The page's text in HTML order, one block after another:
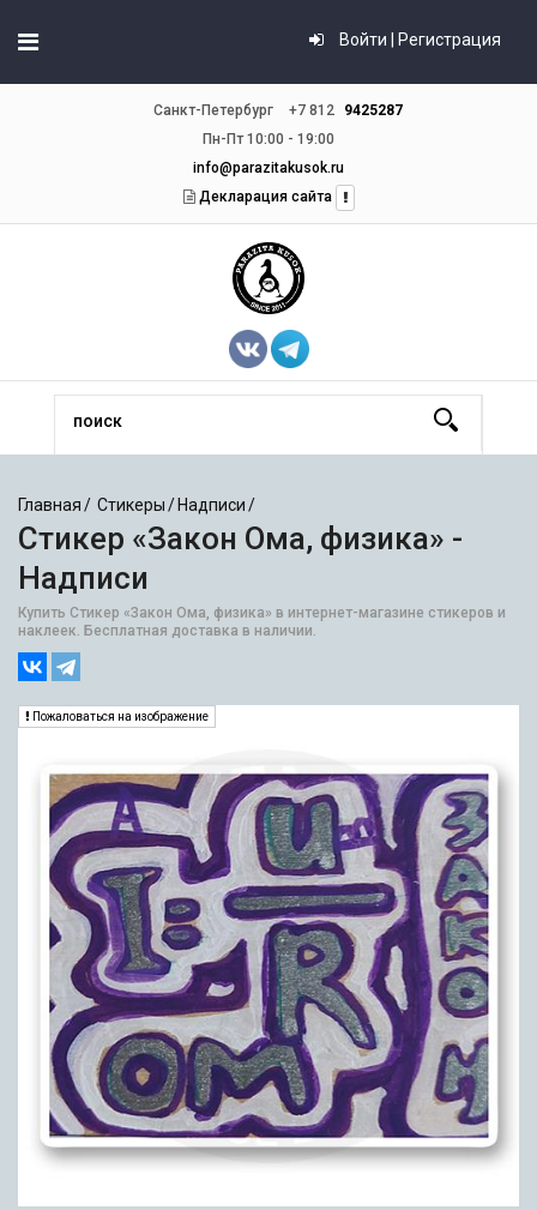
Войти | Регистрация
Санкт-Петербург +7 812
9425287
Пн-Пт 10:00 - 19:00
info@parazitakusok.ru
Декларация сайта
Главная Стикеры Надписи
Стикер «Закон Ома, физика» -
Надписи
Купить Стикер «Закон Ома, физика» в интернет-магазине стикеров и
наклеек. Бесплатная доставка в наличии.
Пожаловаться на изображение